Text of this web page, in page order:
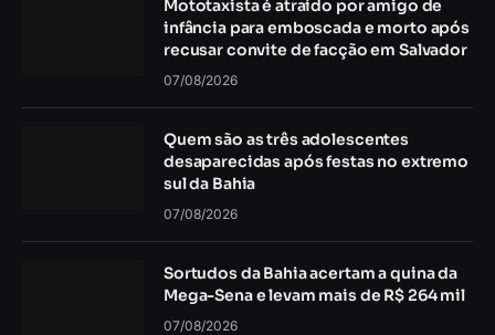
Mototaxista é atraído por amigo de
infância para emboscada e morto após
recusar convite de facção em Salvador
07/08/2026
Quem são as três adolescentes
desaparecidas após festas no extremo
sul da Bahia
07/08/2026
Sortudos da Bahia acertam a quina da
Mega-Sena e levam mais de R$ 264 mil
07/08/2026